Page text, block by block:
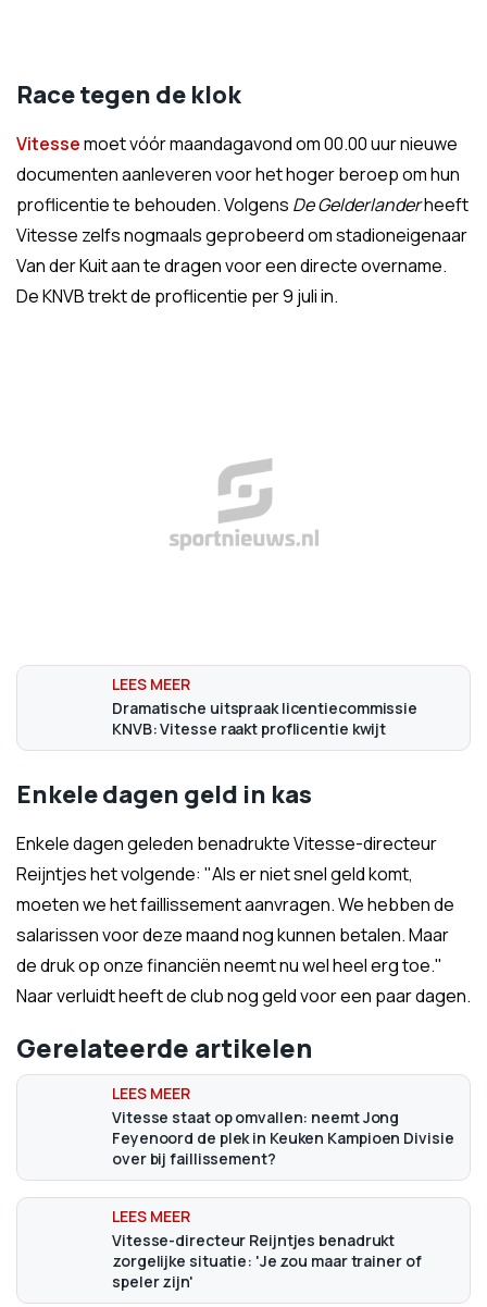
Race tegen de klok
Vitessemoet vóór maandagavond om 00.00 uur nieuwe
documenten aanleveren voor het hoger beroep om hun
proflicentie te behouden. Volgens De Gelderlanderheeft
Vitesse zelfs nogmaals geprobeerd om stadioneigenaar
Van der Kuit aan te dragen voor een directe overname.
De KNVB trekt de proflicentie per 9 juli in.
Dramatische uitspraak licentiecommissie
KNVB: Vitesse raakt proflicentie kwijt
Enkele dagen geld in kas
Enkele dagen geleden benadrukte Vitesse-directeur
Reijntjes het volgende: "Als er niet snel geld komt,
moeten we het faillissement aanvragen. We hebben de
salarissen voor deze maand nog kunnen betalen. Maar
de druk op onze financiën neemt nu wel heel erg toe."
Naar verluidt heeft de club nog geld voor een paar dagen.
Gerelateerde artikelen
Vitesse staat op omvallen: neemt Jong
Feyenoord de plek in Keuken Kampioen Divisie
over bij faillissement?
Vitesse-directeur Reijntjes benadrukt
zorgelijke situatie: 'Je zou maar trainer of
speler zijn'